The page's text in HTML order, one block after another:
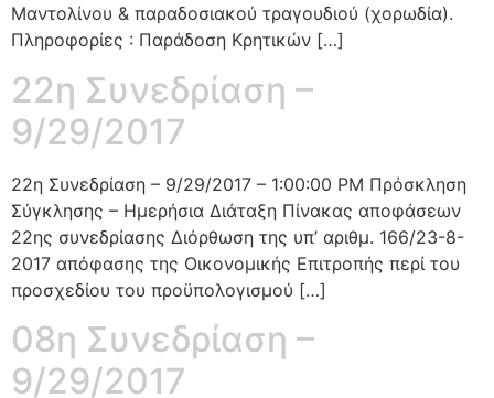
Μαντολίνου & παραδοσιακού τραγουδιού (χορωδία).
Πληροφορίες : Παράδοση Κρητικών […]
22η Συνεδρίαση –
9/29/2017
22η Συνεδρίαση – 9/29/2017 – 1:00:00 PM Πρόσκληση
Σύγκλησης – Ημερήσια Διάταξη Πίνακας αποφάσεων
22ης συνεδρίασης Διόρθωση της υπ’ αριθμ. 166/23-8-
2017 απόφασης της Οικονομικής Επιτροπής περί του
προσχεδίου του προϋπολογισμού […]
08η Συνεδρίαση –
9/29/2017